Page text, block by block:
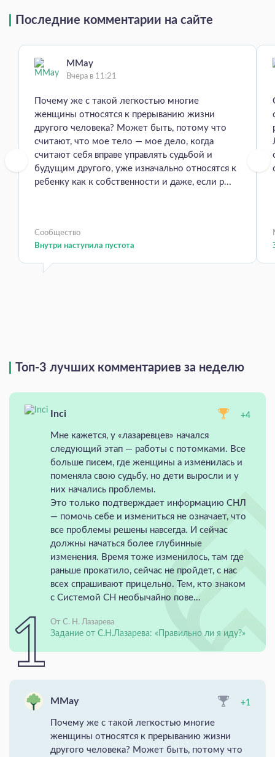
Последние комментарии на сайте
MMay
Вчера в 11:21
Почему же с такой легкостью многие
женщины относятся к прерыванию жизни
другого человека? Может быть, потому что
считают, что мое тело — мое дело, когда
считают себя вправе управлять судьбой и
будущим другого, уже изначально относятся к
ребенку как к собственности и даже, если р...
Сообщество
Внутри наступила пустота
Топ-3 лучших комментариев за неделю
Inci +4
Мне кажется, у «лазаревцев» начался
следующий этап — работы с потомками. Все
больше писем, где женщины а изменилась и
поменяла свою судьбу, но дети выросли и у
них начались проблемы.
Это только подтверждает информацию СНЛ
— помочь себе и измениться не означает, что
все проблемы решены навсегда. И сейчас
должны начаться более глубинные
изменения. Время тоже изменилось, там где
раньше прокатило, сейчас не пройдет, с нас
всех спрашивают прицельно. Тем, кто знаком
с Системой СН необычайно пове...
От С. Н. Лазарева
Задание от С.Н.Лазарева: «Правильно ли я иду?»
MMay +1
Почему же с такой легкостью многие
женщины относятся к прерыванию жизни
другого человека? Может быть, потому что